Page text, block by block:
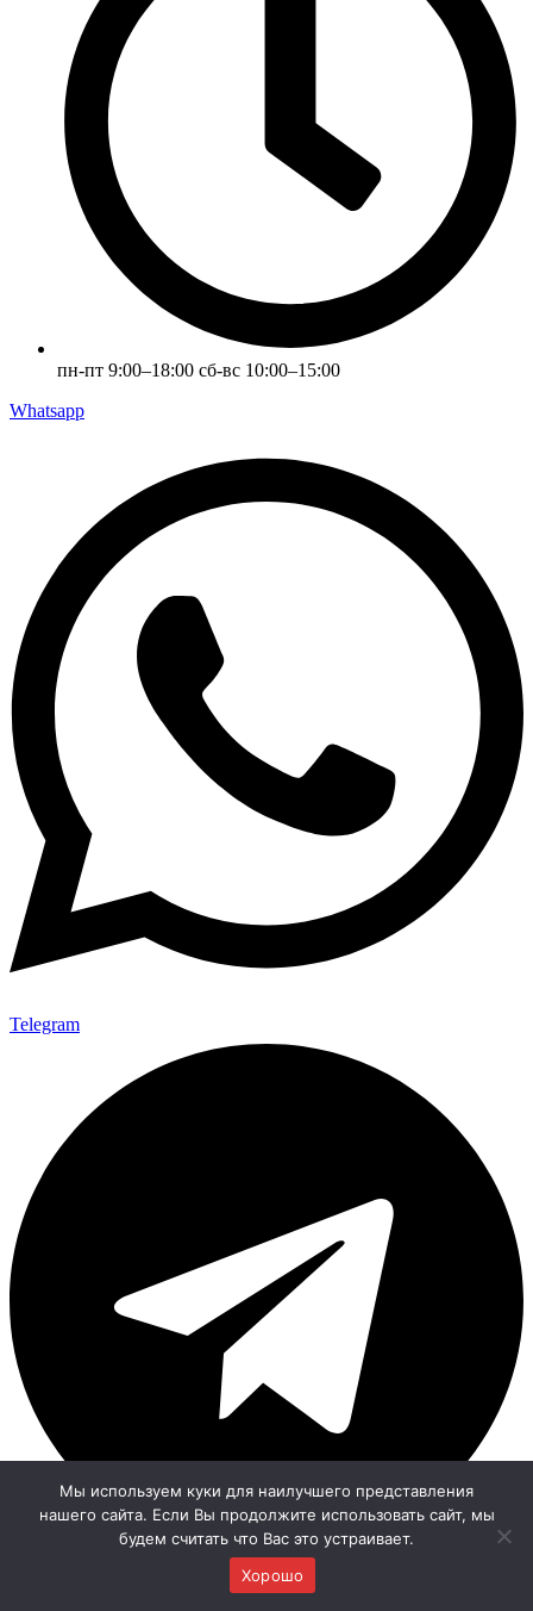
пн-пт 9:00–18:00 сб-вс 10:00–15:00
Whatsapp
Telegram
Мы используем куки для наилучшего представления
нашего сайта. Если Вы продолжите использовать сайт, мы
будем считать что Вас это устраивает.
Хорошо